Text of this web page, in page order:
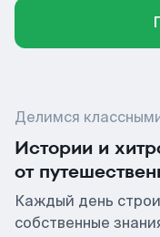
Делимся
Истории и
от
Каждый день
собственные